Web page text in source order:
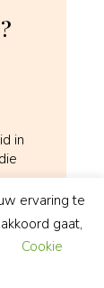
in
ervaring te
gaat,
Cookie